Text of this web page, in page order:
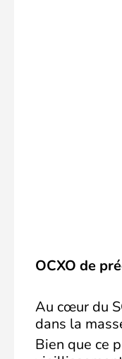
OCXO de
Au cœur du
dans la
Bien que ce